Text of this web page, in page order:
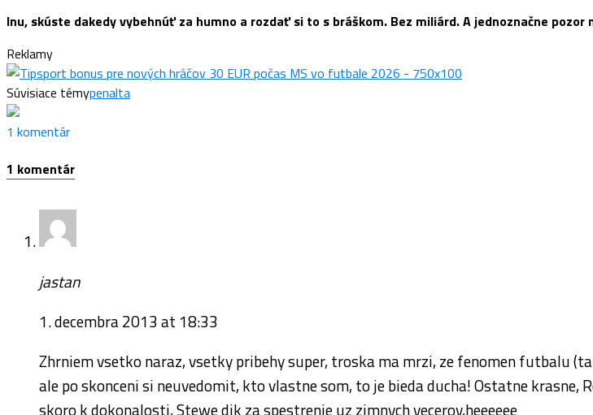
Inu, skúste dakedy vybehnúť za humno a rozdať si to s bráškom. Bez miliárd. A jednoznačne pozor
Reklamy
Súvisiace témypenalta
1 komentár
1 komentár
jastan
1. decembra 2013 at 18:33
Zhrniem vsetko naraz, vsetky pribehy super, troska ma mrzi, ze fenomen futbalu
ale po skonceni si neuvedomit, kto vlastne som, to je bieda ducha! Ostatne